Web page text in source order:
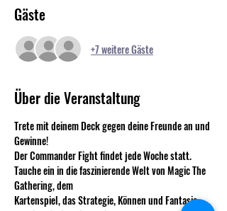
Gäste
+7 weitere Gäste
Über die Veranstaltung
Trete mit deinem Deck gegen deine Freunde an und
Gewinne!
Der Commander Fight findet jede Woche statt.
Tauche ein in die faszinierende Welt von Magic The
Gathering, dem
Kartenspiel, das Strategie, Können und Fantasie